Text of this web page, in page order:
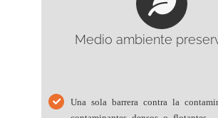
Medio ambiente
Una sola barrera contra la